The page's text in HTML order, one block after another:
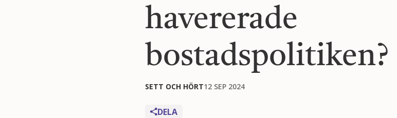
havererade
bostadspolitiken?
SETT OCH HÖRT12 SEP 2024
DELA